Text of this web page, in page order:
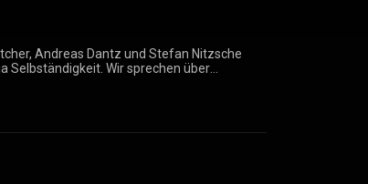
Andreas Dantz und Stefan Nitzsche
Selbständigkeit. Wir sprechen über